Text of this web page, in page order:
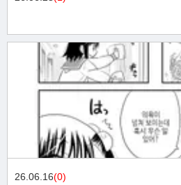
26.06.16(0)